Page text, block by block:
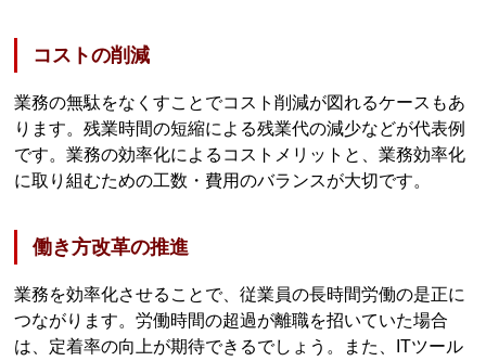
コストの削減
業務の無駄をなくすことでコスト削減が図れるケースもあ
ります。残業時間の短縮による残業代の減少などが代表例
です。業務の効率化によるコストメリットと、業務効率化
に取り組むための工数・費用のバランスが大切です。
働き方改革の推進
業務を効率化させることで、従業員の長時間労働の是正に
つながります。労働時間の超過が離職を招いていた場合
は、定着率の向上が期待できるでしょう。また、ITツール